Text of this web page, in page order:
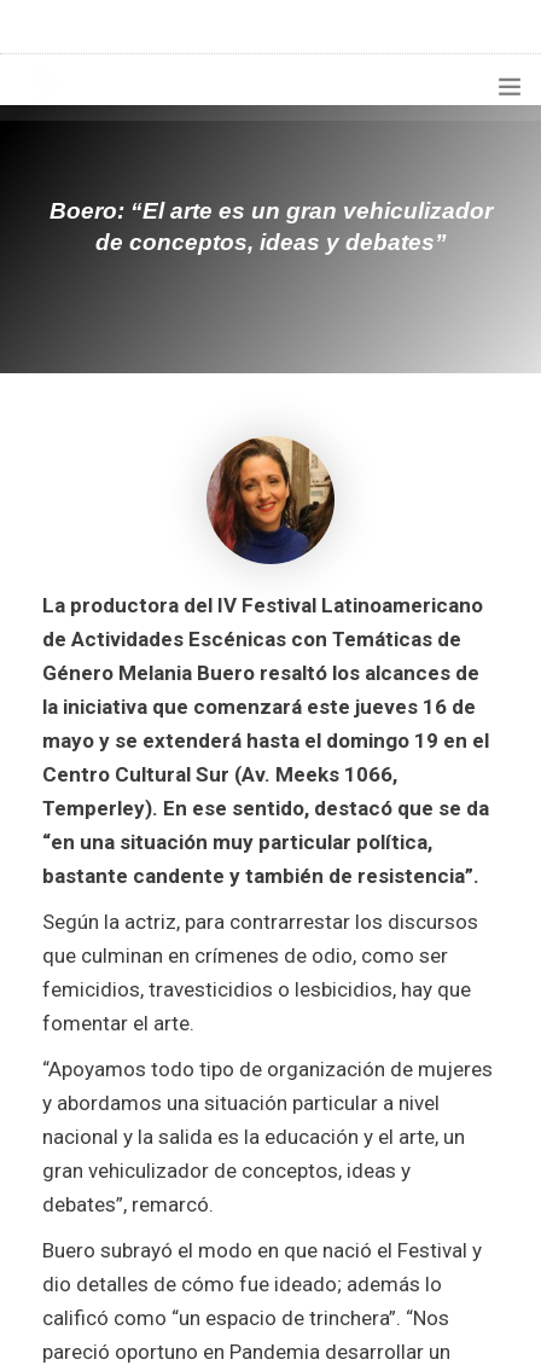
¿QUIÉNES SOMOS?
APLICACIONES
Boero: “El arte es un gran vehiculizador
de conceptos, ideas y debates”
La productora del IV Festival Latinoamericano
de Actividades Escénicas con Temáticas de
Género Melania Buero resaltó los alcances de
la iniciativa que comenzará este jueves 16 de
mayo y se extenderá hasta el domingo 19 en el
Centro Cultural Sur (Av. Meeks 1066,
Temperley). En ese sentido, destacó que se da
“en una situación muy particular política,
bastante candente y también de resistencia”.
Según la actriz, para contrarrestar los discursos
que culminan en crímenes de odio, como ser
femicidios, travesticidios o lesbicidios, hay que
fomentar el arte.
“Apoyamos todo tipo de organización de mujeres
y abordamos una situación particular a nivel
nacional y la salida es la educación y el arte, un
gran vehiculizador de conceptos, ideas y
debates”, remarcó.
Buero subrayó el modo en que nació el Festival y
dio detalles de cómo fue ideado; además lo
calificó como “un espacio de trinchera”. “Nos
pareció oportuno en Pandemia desarrollar un